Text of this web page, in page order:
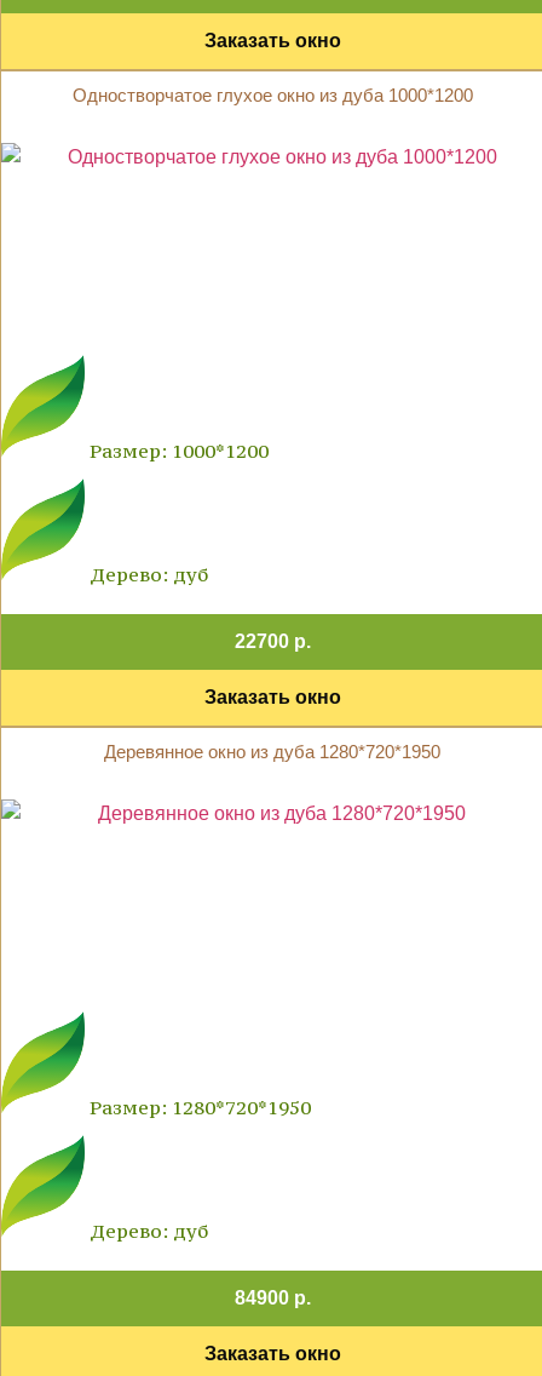
Заказать окно
Одностворчатое глухое окно из дуба 1000*1200
Размер: 1000*1200
Дерево: дуб
22700 р.
Заказать окно
Деревянное окно из дуба 1280*720*1950
Размер: 1280*720*1950
Дерево: дуб
84900 р.
Заказать окно